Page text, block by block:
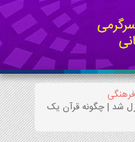
شد | چگونه قرآن یک